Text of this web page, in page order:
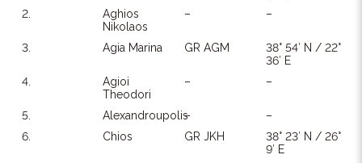
2.
Aghios
Nikolaos
– –
3. Agia Marina GR AGM
38° 54′ N / 22°
36′ E
4.
Agioi
Theodori
– –
5. Alexandroupolis–
–
6.
Chios GR JKH
38° 23′ N / 26°
9′ E